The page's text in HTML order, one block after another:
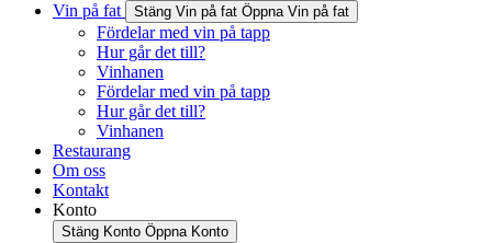
Vin på fat
Stäng Vin på fat Öppna Vin på fat
Fördelar med vin på tapp
Hur går det till?
Vinhanen
Fördelar med vin på tapp
Hur går det till?
Vinhanen
Restaurang
Om oss
Kontakt
Konto
Stäng Konto Öppna Konto